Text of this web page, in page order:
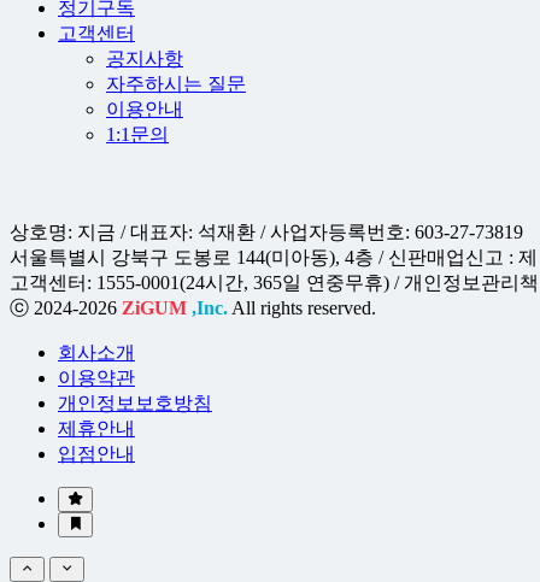
정기구독
고객센터
공지사항
자주하시는 질문
이용안내
1:1문의
상호명: 지금 / 대표자: 석재환 / 사업자등록번호: 603-27-73819
서울특별시 강북구 도봉로 144(미아동), 4층 / 신판매업신고 :
고객센터: 1555-0001(24시간, 365일 연중무휴) / 개인정보관리
ⓒ 2024-2026 ZiGUM ,Inc. All rights reserved.
회사소개
이용약관
개인정보보호방침
제휴안내
입점안내